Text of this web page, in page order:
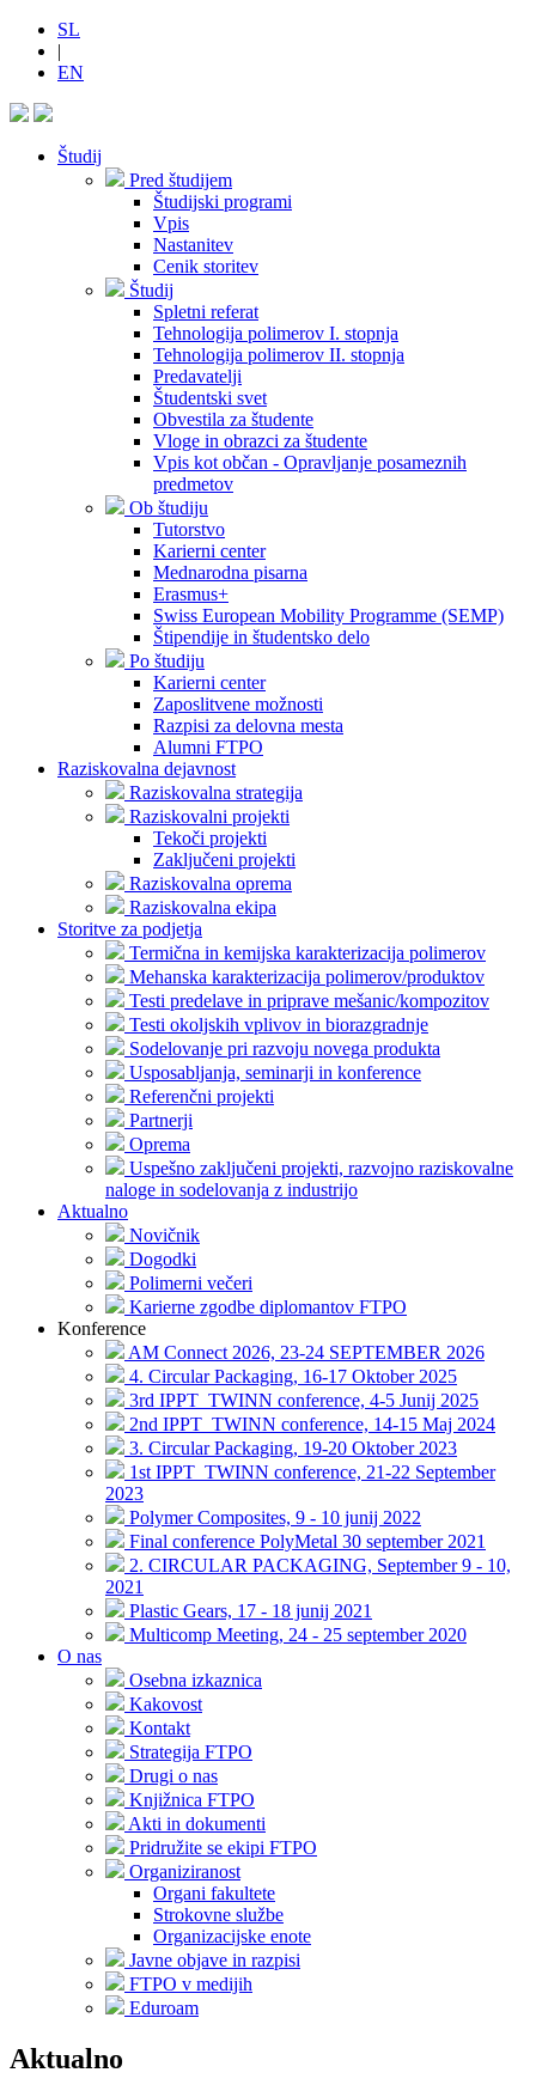
SL
|
EN
Študij
Pred študijem
Študijski programi
Vpis
Nastanitev
Cenik storitev
Študij
Spletni referat
Tehnologija polimerov I. stopnja
Tehnologija polimerov II. stopnja
Predavatelji
Študentski svet
Obvestila za študente
Vloge in obrazci za študente
Vpis kot občan - Opravljanje posameznih
predmetov
Ob študiju
Tutorstvo
Karierni center
Mednarodna pisarna
Erasmus+
Swiss European Mobility Programme (SEMP)
Štipendije in študentsko delo
Po študiju
Karierni center
Zaposlitvene možnosti
Razpisi za delovna mesta
Alumni FTPO
Raziskovalna dejavnost
Raziskovalna strategija
Raziskovalni projekti
Tekoči projekti
Zaključeni projekti
Raziskovalna oprema
Raziskovalna ekipa
Storitve za podjetja
Termična in kemijska karakterizacija polimerov
Mehanska karakterizacija polimerov/produktov
Testi predelave in priprave mešanic/kompozitov
Testi okoljskih vplivov in biorazgradnje
Sodelovanje pri razvoju novega produkta
Usposabljanja, seminarji in konference
Referenčni projekti
Partnerji
Oprema
Uspešno zaključeni projekti, razvojno raziskovalne
naloge in sodelovanja z industrijo
Aktualno
Novičnik
Dogodki
Polimerni večeri
Karierne zgodbe diplomantov FTPO
Konference
AM Connect 2026, 23-24 SEPTEMBER 2026
4. Circular Packaging, 16-17 Oktober 2025
3rd IPPT_TWINN conference, 4-5 Junij 2025
2nd IPPT_TWINN conference, 14-15 Maj 2024
3. Circular Packaging, 19-20 Oktober 2023
1st IPPT_TWINN conference, 21-22 September
2023
Polymer Composites, 9 - 10 junij 2022
Final conference PolyMetal 30 september 2021
2. CIRCULAR PACKAGING, September 9 - 10,
2021
Plastic Gears, 17 - 18 junij 2021
Multicomp Meeting, 24 - 25 september 2020
O nas
Osebna izkaznica
Kakovost
Kontakt
Strategija FTPO
Drugi o nas
Knjižnica FTPO
Akti in dokumenti
Pridružite se ekipi FTPO
Organiziranost
Organi fakultete
Strokovne službe
Organizacijske enote
Javne objave in razpisi
FTPO v medijih
Eduroam
Aktualno